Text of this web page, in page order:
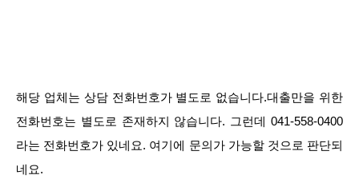
해당 업체는 상담 전화번호가 별도로 없습니다.대출만을 위한
전화번호는 별도로 존재하지 않습니다. 그런데 041-558-0400
라는 전화번호가 있네요. 여기에 문의가 가능할 것으로 판단되
네요.